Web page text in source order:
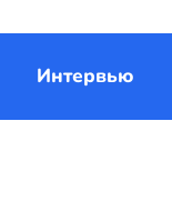
Интервью